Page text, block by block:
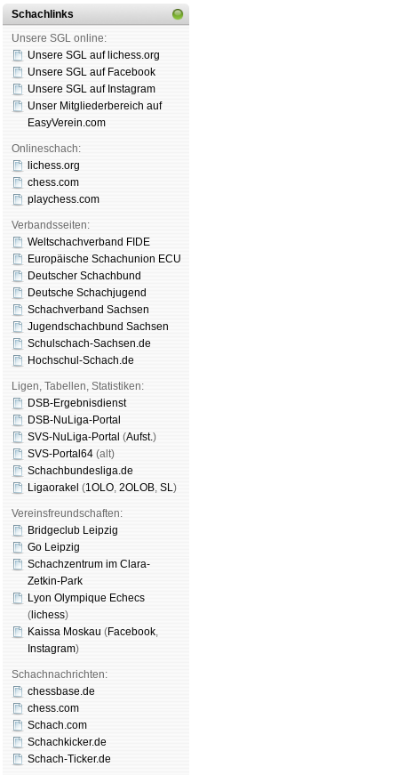
Schachlinks
Unsere SGL online:
Unsere SGL auf li­chess.org
Unsere SGL auf Face­book
Unsere SGL auf Insta­gram
Unser Mitgliederbereich auf
EasyVerein.com
Onlineschach:
lichess.org
chess.com
playchess.com
Verbandsseiten:
Weltschachverband FIDE
Europäische Schachunion ECU
Deutscher Schachbund
Deutsche Schachjugend
Schachverband Sachsen
Jugendschachbund Sachsen
Schulschach-Sachsen.de
Hochschul-Schach.de
Ligen, Tabellen, Statistiken:
DSB-Ergebnisdienst
DSB-NuLiga-Portal
SVS-NuLiga-Portal (Aufst.)
SVS-Portal64 (alt)
Schachbundesliga.de
Ligaorakel (1OLO, 2OLOB, SL)
Vereinsfreundschaften:
Bridgeclub Leipzig
Go Leipzig
Schachzentrum im Clara-
Zetkin-Park
Lyon Olympique Echecs
( lichess)
Kaissa Moskau (Face­book,
Insta­gram)
Schachnachrichten:
chessbase.de
chess.com
Schach.com
Schachkicker.de
Schach-Ticker.de